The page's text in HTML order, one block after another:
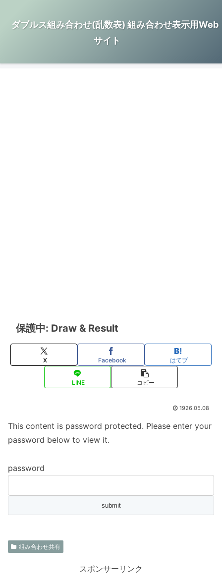
ダブルス組み合わせ(乱数表) 組み合わせ表示用Web
サイト
保護中: Draw & Result
X Facebook はてブ
LINE コピー
1926.05.08
This content is password protected. Please enter your
password below to view it.
password
組み合わせ共有
スポンサーリンク